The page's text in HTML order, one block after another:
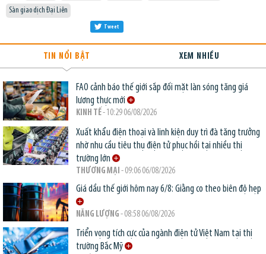
Sàn giao dịch Đại Liên
Tweet
TIN NỔI BẬT XEM NHIỀU
FAO cảnh báo thế giới sắp đối mặt làn sóng tăng giá
lương thực mới
KINH TẾ- 10:29 06/08/2026
Xuất khẩu điện thoại và linh kiện duy trì đà tăng trưởng
nhờ nhu cầu tiêu thụ điện tử phục hồi tại nhiều thị
trường lớn
THƯƠNG MẠI - 09:06 06/08/2026
Giá dầu thế giới hôm nay 6/8: Giằng co theo biên độ hẹp
NĂNG LƯỢNG - 08:58 06/08/2026
Triển vọng tích cực của ngành điện tử Việt Nam tại thị
trường Bắc Mỹ